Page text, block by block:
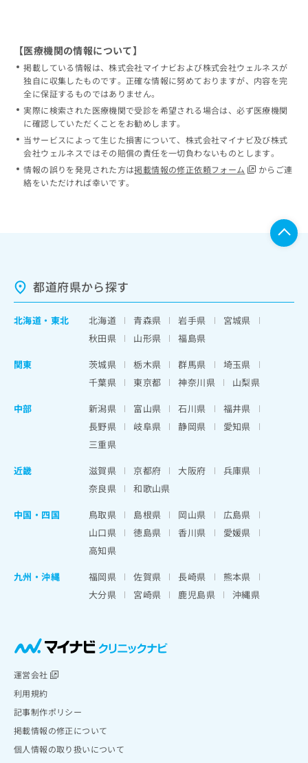
【医療機関の情報について】
掲載している情報は、株式会社マイナビおよび株式会社ウェルネスが
独自に収集したものです。正確な情報に努めておりますが、内容を完
全に保証するものではありません。
実際に検索された医療機関で受診を希望される場合は、必ず医療機関
に確認していただくことをお勧めします。
当サービスによって生じた損害について、株式会社マイナビ及び株式
会社ウェルネスではその賠償の責任を一切負わないものとします。
情報の誤りを発見された方は掲載情報の修正依頼フォーム
からご連
絡をいただければ幸いです。
都道府県から探す
北海道 ・ 東北 北海道 青森県 岩手県
宮城県
秋田県
山形県
福島県
関東
茨城県 栃木県 群馬県
埼玉県
千葉県
東京都 神奈川県
山梨県
中部
新潟県 富山県 石川県
福井県
長野県
岐阜県 静岡県
愛知県
三重県
近畿
滋賀県 京都府 大阪府
兵庫県
奈良県
和歌山県
中国・四国
鳥取県 島根県 岡山県
広島県
山口県
徳島県 香川県
愛媛県
高知県
九州・沖縄
福岡県 佐賀県 長崎県
熊本県
大分県
宮崎県 鹿児島県 沖縄県
運営会社
利用規約
記事制作ポリシー
掲載情報の修正について
個人情報の取り扱いについて